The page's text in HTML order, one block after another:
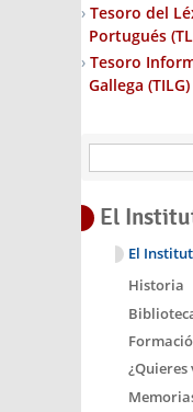
Tesoro del
Portugués
Tesoro
Gallega (TILG)
El
El
Historia
¿Quieres